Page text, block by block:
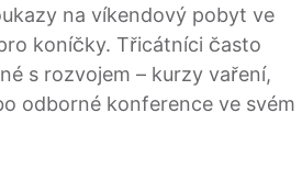
na víkendový pobyt ve
koníčky. Třicátníci často
s rozvojem – kurzy vaření,
odborné konference ve svém